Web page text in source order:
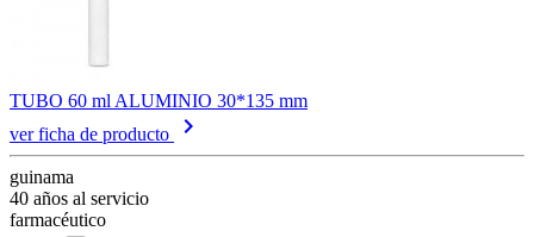
TUBO 60 ml ALUMINIO 30*135 mm
ver ficha de producto
keyboard_arrow_right
guinama
40 años al servicio
farmacéutico